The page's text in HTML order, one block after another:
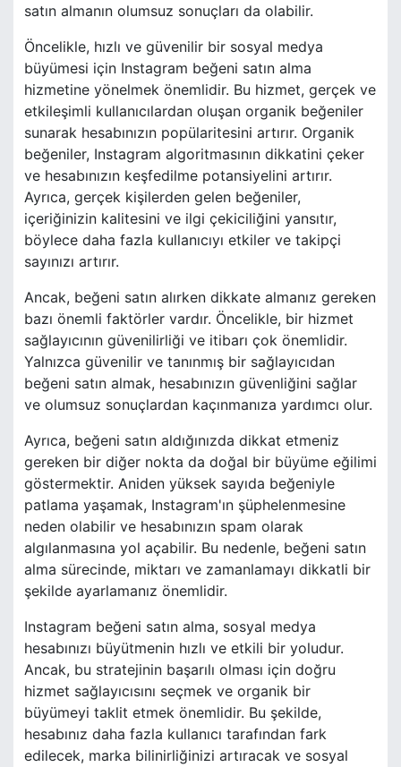
satın almanın olumsuz sonuçları da olabilir.
Öncelikle, hızlı ve güvenilir bir sosyal medya
büyümesi için Instagram beğeni satın alma
hizmetine yönelmek önemlidir. Bu hizmet, gerçek ve
etkileşimli kullanıcılardan oluşan organik beğeniler
sunarak hesabınızın popülaritesini artırır. Organik
beğeniler, Instagram algoritmasının dikkatini çeker
ve hesabınızın keşfedilme potansiyelini artırır.
Ayrıca, gerçek kişilerden gelen beğeniler,
içeriğinizin kalitesini ve ilgi çekiciliğini yansıtır,
böylece daha fazla kullanıcıyı etkiler ve takipçi
sayınızı artırır.
Ancak, beğeni satın alırken dikkate almanız gereken
bazı önemli faktörler vardır. Öncelikle, bir hizmet
sağlayıcının güvenilirliği ve itibarı çok önemlidir.
Yalnızca güvenilir ve tanınmış bir sağlayıcıdan
beğeni satın almak, hesabınızın güvenliğini sağlar
ve olumsuz sonuçlardan kaçınmanıza yardımcı olur.
Ayrıca, beğeni satın aldığınızda dikkat etmeniz
gereken bir diğer nokta da doğal bir büyüme eğilimi
göstermektir. Aniden yüksek sayıda beğeniyle
patlama yaşamak, Instagram'ın şüphelenmesine
neden olabilir ve hesabınızın spam olarak
algılanmasına yol açabilir. Bu nedenle, beğeni satın
alma sürecinde, miktarı ve zamanlamayı dikkatli bir
şekilde ayarlamanız önemlidir.
Instagram beğeni satın alma, sosyal medya
hesabınızı büyütmenin hızlı ve etkili bir yoludur.
Ancak, bu stratejinin başarılı olması için doğru
hizmet sağlayıcısını seçmek ve organik bir
büyümeyi taklit etmek önemlidir. Bu şekilde,
hesabınız daha fazla kullanıcı tarafından fark
edilecek, marka bilinirliğinizi artıracak ve sosyal